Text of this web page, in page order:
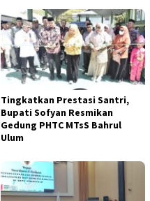
Tingkatkan Prestasi Santri,
Bupati Sofyan Resmikan
Gedung PHTC MTsS Bahrul
Ulum